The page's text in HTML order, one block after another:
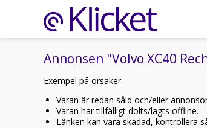
Annonsen "Volvo XC40
Exempel på orsaker:
Varan är redan såld och/eller
Varan har tillfälligt dolts/lagts offline.
Länken kan vara skadad, kontrollera